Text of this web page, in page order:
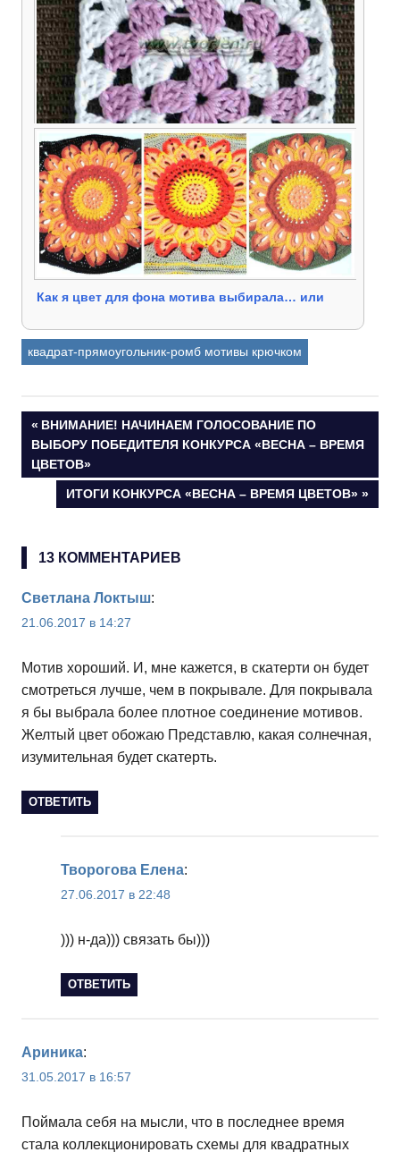
Большой ажурный мотив для покрывала Схема
и описание вязания крючком
Бабушкин квадрат — схемы и описание
Как я цвет для фона мотива выбирала… или
квадрат-прямоугольник-ромб мотивы крючком
Навигация
по
записям
ПРЕДЫДУЩАЯ
ЗАПИСЬ:
ВНИМАНИЕ! НАЧИНАЕМ ГОЛОСОВАНИЕ ПО
ВЫБОРУ ПОБЕДИТЕЛЯ КОНКУРСА «ВЕСНА – ВРЕМЯ
ЦВЕТОВ»
СЛЕДУЮЩАЯ
ЗАПИСЬ:
ИТОГИ КОНКУРСА «ВЕСНА – ВРЕМЯ ЦВЕТОВ»
13 КОММЕНТАРИЕВ
Светлана Локтыш:
21.06.2017 в 14:27
Мотив хороший. И, мне кажется, в скатерти он будет
смотреться лучше, чем в покрывале. Для покрывала
я бы выбрала более плотное соединение мотивов.
Желтый цвет обожаю Представлю, какая солнечная,
изумительная будет скатерть.
ОТВЕТИТЬ
Творогова Елена:
27.06.2017 в 22:48
))) н-да))) связать бы)))
ОТВЕТИТЬ
Ариника:
31.05.2017 в 16:57
Поймала себя на мысли, что в последнее время
стала коллекционировать схемы для квадратных